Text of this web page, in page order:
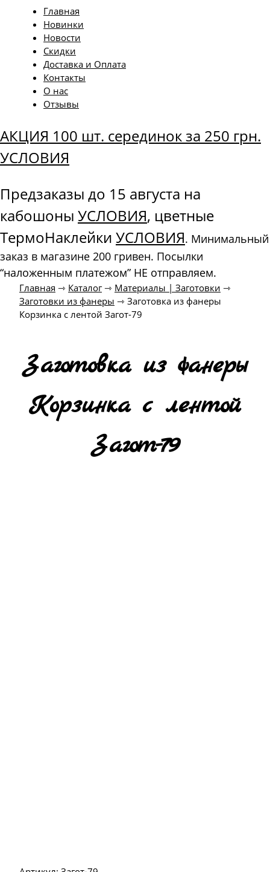
Главная
Новинки
Новости
Скидки
Доставка и Оплата
Контакты
О нас
Отзывы
АКЦИЯ 100 шт. серединок за 250 грн.
УСЛОВИЯ
Предзаказы до 15 августа на
кабошоны УСЛОВИЯ, цветные
ТермоНаклейки УСЛОВИЯ. Минимальный
заказ в магазине 200 гривен. Посылки
“наложенным платежом” НЕ отправляем.
Главная ⇾ Каталог⇾ Материалы | Заготовки ⇾
Заготовки из фанеры ⇾ Заготовка из фанеры
Корзинка с лентой Загот-79
Заготовка из фанеры
Корзинка с лентой
Загот-79